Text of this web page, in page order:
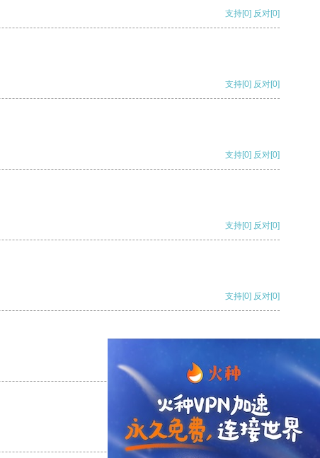
支持[0] 反对[0]
支持[0] 反对[0]
支持[0] 反对[0]
支持[0] 反对[0]
支持[0] 反对[0]
支持
支持[0] 反对[0]